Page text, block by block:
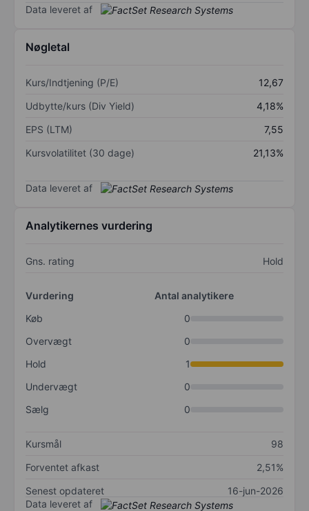
Data leveret af
Nøgletal
Kurs/Indtjening (P/E)
12,67
Udbytte/kurs (Div Yield)
4,18%
EPS (LTM)
7,55
Kursvolatilitet (30 dage)
21,13%
Data leveret af
Analytikernes vurdering
Gns. rating Hold
Vurdering
Antal analytikere
Køb
0
Overvægt
0
Hold
1
Undervægt
0
Sælg
0
Kursmål
98
Forventet afkast
2,51%
Senest opdateret
16-jun-2026
Data leveret af